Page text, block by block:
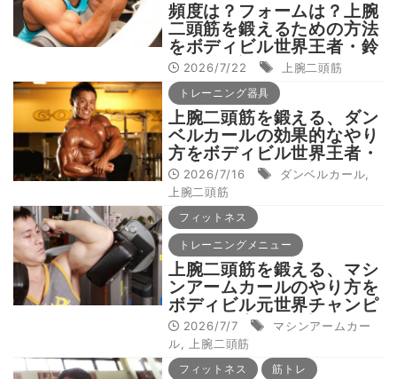
頻度は？フォームは？上腕
二頭筋を鍛えるための方法
をボディビル世界王者・鈴
木雅が解説！
2026/7/22 上腕二頭筋
トレーニング器具
上腕二頭筋を鍛える、ダン
ベルカールの効果的なやり
方をボディビル世界王者・
鈴木雅が動画で解説
2026/7/16 ダンベルカール
上腕二頭筋
フィットネス
トレーニングメニュー
上腕二頭筋を鍛える、マシ
ンアームカールのやり方を
ボディビル元世界チャンピ
オンの鈴木雅が解説
2026/7/7
マシンアームカー
ル
上腕二頭筋
フィットネス 筋トレ